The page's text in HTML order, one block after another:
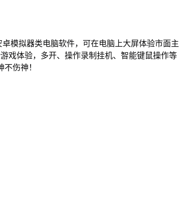
模拟器类电脑软件，可在电脑上大屏体验市面主
戏体验，多开、操作录制挂机、智能键鼠操作等
伤神！